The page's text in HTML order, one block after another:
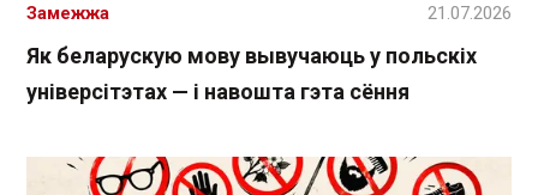
Як беларускую мову вывучаюць у польскіх
універсітэтах — і навошта гэта сёння
Замежжа 21.07.2026